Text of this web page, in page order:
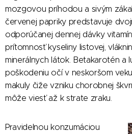
mozgovou príhodou a sivým
červenej papriky predstavuje
odporúčanej dennej dávky
prítomnosť kyseliny listovej,
minerálnych látok. Betakarotén a
poškodeniu očí v neskoršom
makuly čiže vzniku chorobnej
môže viesť až k strate zraku.
Pravidelnou konzumáciou